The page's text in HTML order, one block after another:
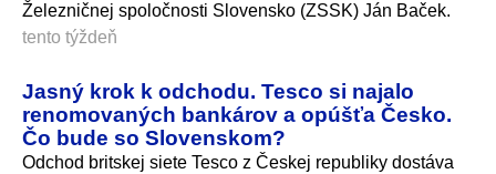
Železničnej spoločnosti Slovensko (ZSSK) Ján Baček.
tento týždeň
Jasný krok k odchodu. Tesco si najalo
renomovaných bankárov a opúšťa Česko.
Čo bude so Slovenskom?
Odchod britskej siete Tesco z Českej republiky dostáva